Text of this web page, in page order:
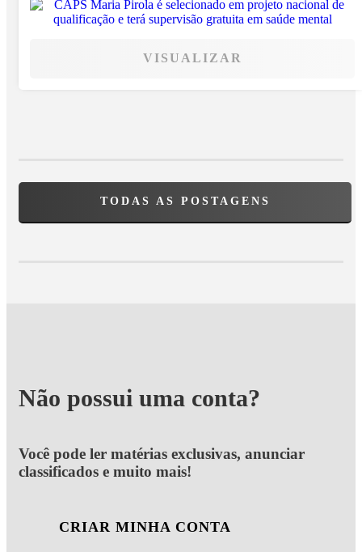
VISUALIZAR
TODAS AS POSTAGENS
Não possui uma conta?
Você pode ler matérias exclusivas, anunciar
classificados e muito mais!
CRIAR MINHA CONTA